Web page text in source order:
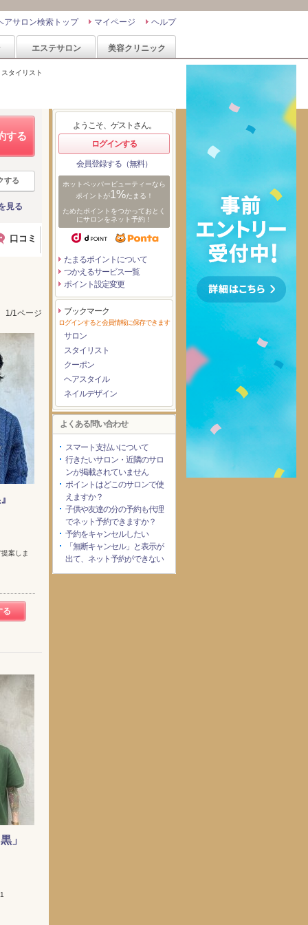
ヘルプ
マイページ
アサロン検索トップ
エステサロン 美容クリニック
スタイリスト
する
する
見る
口コミ
1/1ページ
案しま
る
」
ようこそ、ゲストさん。
ログインする
会員登録する（無料）
ホットペッパービューティーなら
ポイントが1%たまる！
ためたポイントをつかっておとく
にサロンをネット予約！
たまるポイントについて
つかえるサービス一覧
ポイント設定変更
ブックマーク
ログインすると会員情報に保存できます
サロン
スタイリスト
クーポン
ヘアスタイル
ネイルデザイン
よくある問い合わせ
スマート支払いについて
行きたいサロン・近隣のサロ
ンが掲載されていません
ポイントはどこのサロンで使
えますか？
子供や友達の分の予約も代理
でネット予約できますか？
予約をキャンセルしたい
「無断キャンセル」と表示が
出て、ネット予約ができない